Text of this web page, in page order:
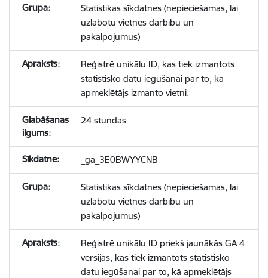
Statistikas sīkdatnes (nepieciešamas, lai
uzlabotu vietnes darbību un
pakalpojumus)
Reģistrē unikālu ID, kas tiek izmantots
statistisko datu iegūšanai par to, kā
apmeklētājs izmanto vietni.
24 stundas
_ga_3E0BWYYCNB
Statistikas sīkdatnes (nepieciešamas, lai
uzlabotu vietnes darbību un
pakalpojumus)
Reģistrē unikālu ID priekš jaunākās GA 4
versijas, kas tiek izmantots statistisko
datu iegūšanai par to, kā apmeklētājs